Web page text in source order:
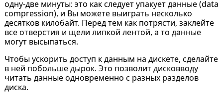
одну-две минуты: это как следует упакует данные (data
compression), и Вы можете выиграть несколько
десятков килобайт. Перед тем как потрясти, заклейте
все отверстия и щели липкой лентой, а то данные
могут высыпаться.
Чтобы ускорить доступ к данным на дискете, сделайте
в ней побольше дырок. Это позволит дисковводу
читать данные одновременно с разных разделов
диска.